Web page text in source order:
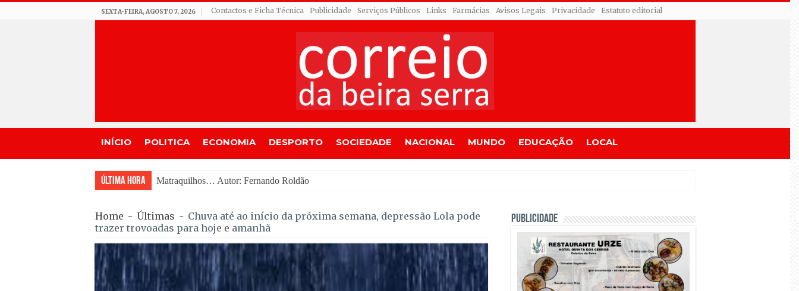
SEXTA-FEIRA, AGOSTO 7, 2026 Contactos e Ficha Técnica Publicidade Serviços Públicos Links Farmácias Avisos Legais Privacidade Estatuto editorial
INÍCIO POLITICA ECONOMIA DESPORTO SOCIEDADE NACIONAL MUNDO EDUCAÇÃO LOCAL
Última Hora APA esclarece regras e per
Home - Últimas - Chuva até ao início da próxima semana, depressão Lola pode
trazer trovoadas para hoje e amanhã
PUBLICIDADE